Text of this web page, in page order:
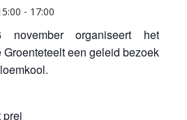
- 17:00
organiseert het
Groenteteelt een geleid bezoek
prei